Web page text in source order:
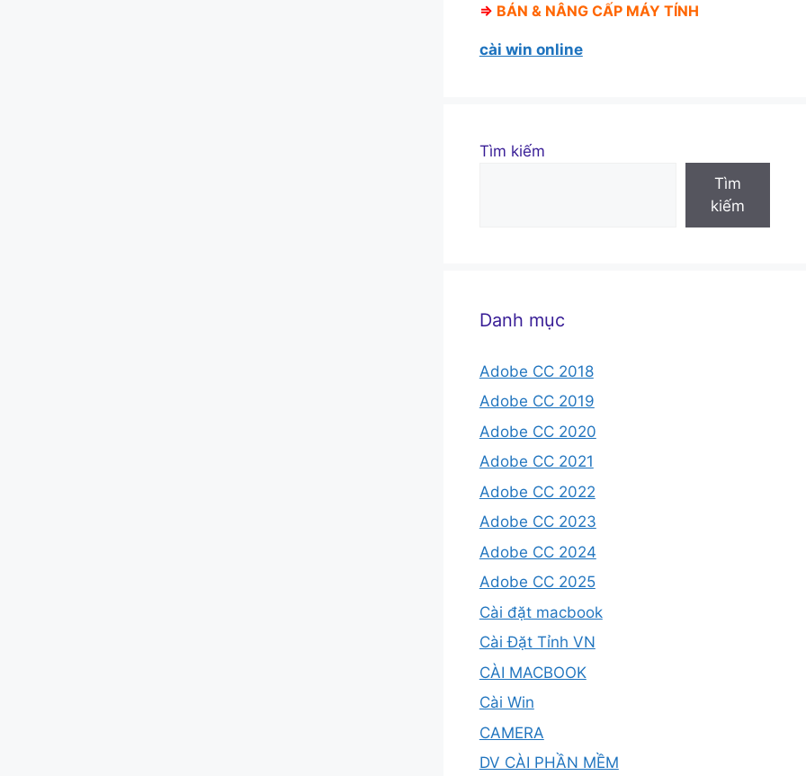
⇒ BÁN & NÂNG CẤP MÁY TÍNH
cài win online
Tìm kiếm
Tìm
kiếm
Danh mục
Adobe CC 2018
Adobe CC 2019
Adobe CC 2020
Adobe CC 2021
Adobe CC 2022
Adobe CC 2023
Adobe CC 2024
Adobe CC 2025
Cài đặt macbook
Cài Đặt Tỉnh VN
CÀI MACBOOK
Cài Win
CAMERA
DV CÀI PHẦN MỀM